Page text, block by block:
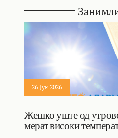
26 Јун 2026
Жешко уште од
мерат високи